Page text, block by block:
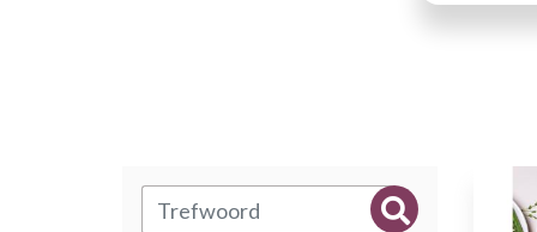
Zoeken Zoeken